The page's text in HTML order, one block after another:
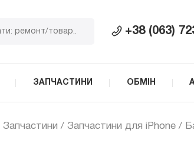
+38 (063)
ЗАПЧАСТИНИ ОБМІН
Запчастини / Запчастини для iPhone /